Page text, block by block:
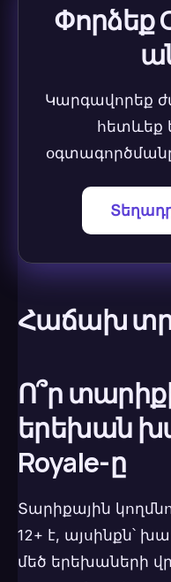
Փորձեք
Կարգավորեք
հետևեք
Հաճախ
Ո՞ր
երեխան
Royale-ը
Տարիքային
12+ է, այսինքն՝
մեծ երեխաների